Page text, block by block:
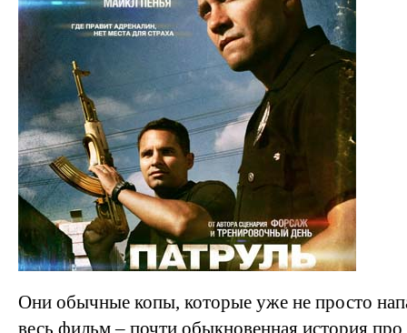
Они обычные копы, которые уже не просто
весь фильм – почти обыкновенная история